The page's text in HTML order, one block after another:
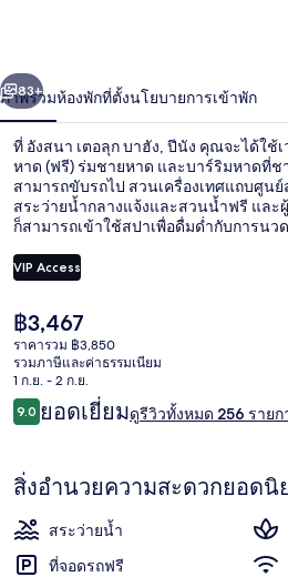
ฮัง,
ปีนัง
า
ถัดไป
83+
ภาพรวมห้องพักที่ตั้งนโยบายการเข้าพัก
ที่ อังสนา เตอลุก บาฮัง, ปีนัง คุณจะได้ใช้
หาด (ฟรี) ร่มชายหาด และบาร์ริมหาดที่
สามารถขับรถไป สวนเครื่องเทศแถบศูน
สระว่ายน้ำกลางแจ้งและสวนน้ำฟรี และ
ก็สามารถเข้าใช้สปาเพื่อดื่มด่ำกับการน
อาหาร และมีเครื่องดื่มเย็นๆ ให้บริการที่บ
สุดหรูแห่งนี้ ได้แก่ สโมสรสำหรับเด็กฟรี
VIP Access
ราคา
ปัจจุบัน
฿3,467
฿3,467
ราคารวม ฿3,850
รวมภาษีและค่าธรรมเนียม
1 ก.ย. - 2 ก.ย.
รีวิว
9.09.0 จาก 10
ยอดเยี่ยมดูรีวิวทั้งหมด 256 รายก
สิ่งอำนวยความสะดวกยอดนิ
สระว่ายน้ำ
ที่จอดรถฟรี